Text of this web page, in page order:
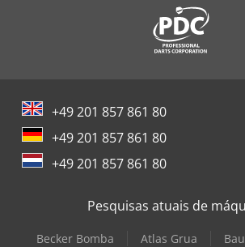
Siemens Motor Elétrico
Toshiba Ar Condicionado
Wagner Bomba
Windmöller & Hölscher Máquinas De
+49 201 857 861 80
+49 201 857 861 80
+49 201 857 861 80
Pesquisas atuais de
Becker Bomba Atlas Grua